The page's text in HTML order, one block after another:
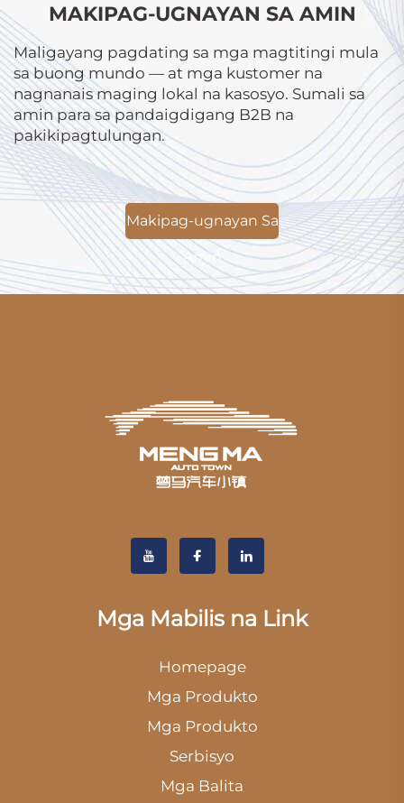
MAKIPAG-UGNAYAN SA AMIN
Maligayang pagdating sa mga magtitingi mula
sa buong mundo — at mga kustomer na
nagnanais maging lokal na kasosyo. Sumali sa
amin para sa pandaigdigang B2B na
pakikipagtulungan.
Makipag-ugnayan Sa
Amin
Mga Mabilis na Link
Homepage
Mga Produkto
Mga Produkto
Serbisyo
Mga Balita